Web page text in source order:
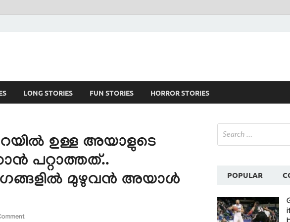
LONG STORIES FUN STORIES HORROR STORIES
ഉള്ള അയാളുടെ
പറ്റാത്തത്..
മുഴുവൻ അയാൾ
POPULAR